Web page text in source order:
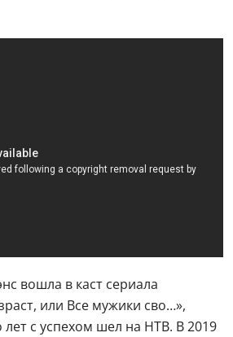
вошла в каст сериала
или Все мужики сво…»,
лет с успехом шел на НТВ. В 2019